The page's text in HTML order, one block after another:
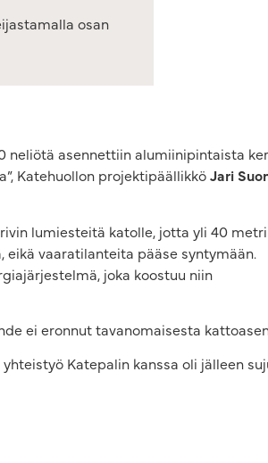
osan
neliötä asennettiin alumiinipintaista
Katehuollon projektipäällikköJari
lumiesteitä katolle, jotta yli 40
vaaratilanteita pääse syntymään.
joka koostuu niin
ei eronnut tavanomaisesta
Katepalin kanssa oli jälleen